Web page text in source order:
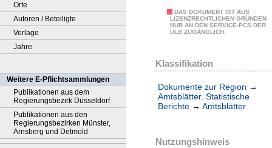
Orte
Autoren / Beteiligte
Verlage
Jahre
Weitere E-Pflichtsammlungen
Publikationen aus dem
Regierungsbezirk Düsseldorf
Publikationen aus den
Regierungsbezirken Münster,
Arnsberg und Detmold
DAS DOKUMENT IST AUS
LIZENZRECHTLICHEN GRÜNDEN
NUR AN DEN SERVICE-PCS DER
ULB ZUGÄNGLICH.
Klassifikation
Dokumente zur Region →
Amtsblätter. Statistische
Berichte → Amtsblätter
Nutzungshinweis